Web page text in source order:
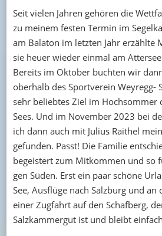
Seit vielen Jahren gehören die
zu meinem festen Termin im
am Balaton im letzten Jahr erzählte
sie heuer wieder einmal am
Bereits im Oktober buchten wir
oberhalb des Sportverein Weyregg-
sehr beliebtes Ziel im Hochsommer
Sees. Und im November 2023 bei
ich dann auch mit Julius Raithel
gefunden. Passt! Die Familie
begeistert zum Mitkommen und so
gen Süden. Erst ein paar schöne
See, Ausflüge nach Salzburg und an
einer Zugfahrt auf den Schafberg,
Salzkammergut ist und bleibt